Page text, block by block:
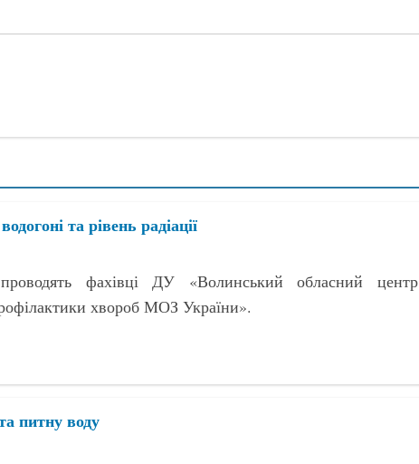
та рівень радіації
фахівці ДУ «Волинський обласний центр
хвороб МОЗ України».
питну воду